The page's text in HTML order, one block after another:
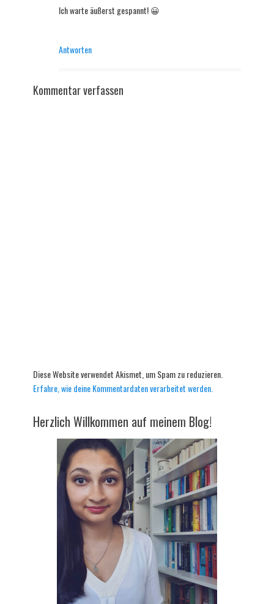
Ich warte äußerst gespannt! 😀
Antworten
Kommentar verfassen
Diese Website verwendet Akismet, um Spam zu reduzieren.
Erfahre, wie deine Kommentardaten verarbeitet werden.
Herzlich Willkommen auf meinem Blog!